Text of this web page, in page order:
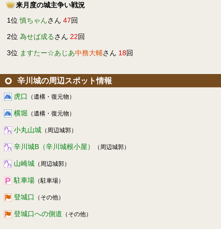
来月度の城主争い戦況
1位慎ちゃんさん 47回
2位 為せば成るさん 22回
3位 ますたー☆あじあ中務大輔さん 18回
辛川城の周辺スポット情報
虎口 （遺構・復元物）
横堀 （遺構・復元物）
小丸山城 （周辺城郭）
辛川城B（辛川城根小屋） （周辺城郭）
山崎城 （周辺城郭）
駐車場 （駐車場）
登城口 （その他）
登城口への側道 （その他）